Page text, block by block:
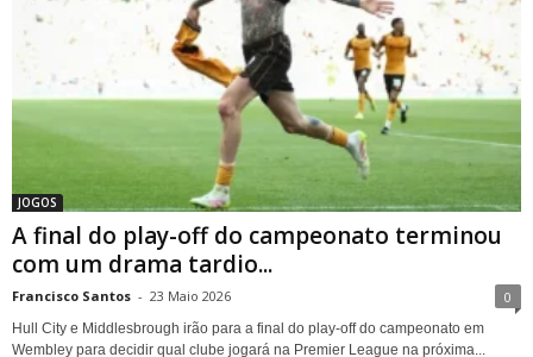
JOGOS
A final do play-off do campeonato terminou
com um drama tardio...
Francisco Santos - 23 Maio 2026 0
Hull City e Middlesbrough irão para a final do play-off do campeonato em
Wembley para decidir qual clube jogará na Premier League na próxima...